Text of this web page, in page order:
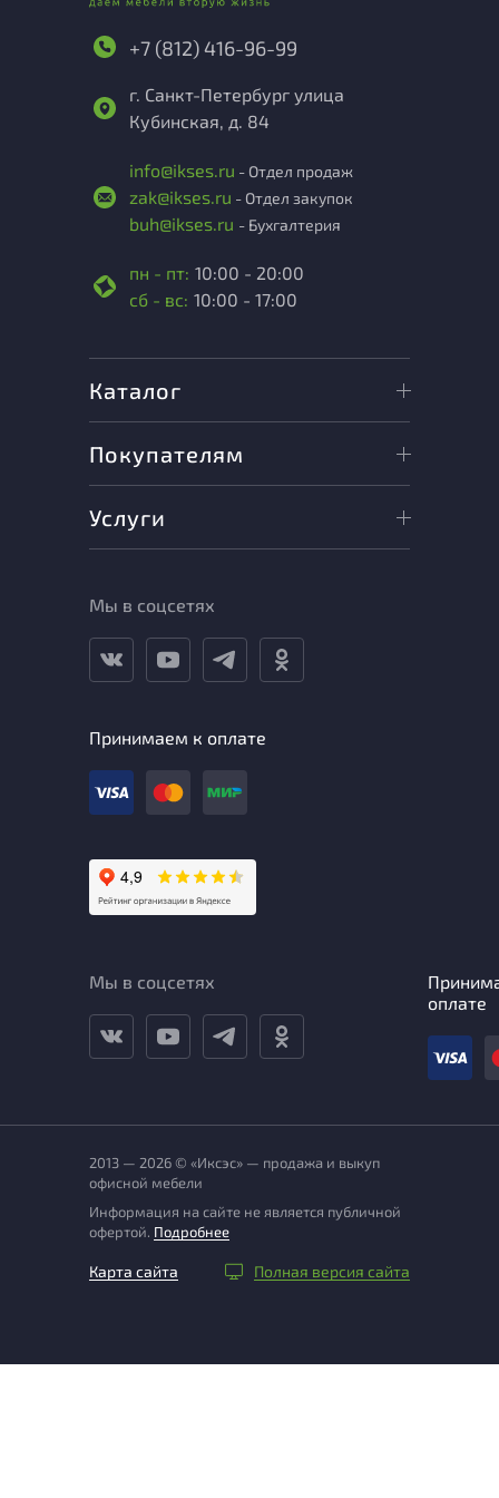
+7 (812) 416-96-99
г. Санкт-Петербург улица
Кубинская, д. 84
info@ikses.ru - Отдел продаж
zak@ikses.ru - Отдел закупок
buh@ikses.ru - Бухгалтерия
пн - пт: 10:00 - 20:00
сб - вс: 10:00 - 17:00
Каталог
Покупателям
Услуги
Мы в соцсетях
Принимаем к оплате
Мы в соцсетях
оплате
2013 — 2026 © «Иксэс» — продажа и выкуп
офисной мебели
Информация на сайте не является публичной
офертой. Подробнее
Карта сайта Полная версия сайта